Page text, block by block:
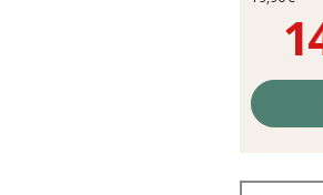
Prix
unitaire,
hors
frais